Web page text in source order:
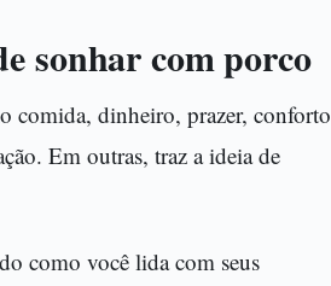
sonhar com porco
comida, dinheiro, prazer, conforto
Em outras, traz a ideia de
como você lida com seus